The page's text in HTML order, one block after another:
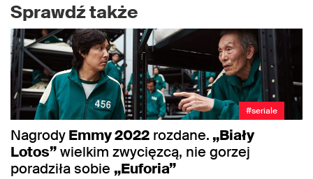
Sprawdź także
#seriale
NagrodyEmmy 2022 rozdane. „Biały
Lotos”wielkim zwycięzcą, nie gorzej
poradziła sobie „Euforia”